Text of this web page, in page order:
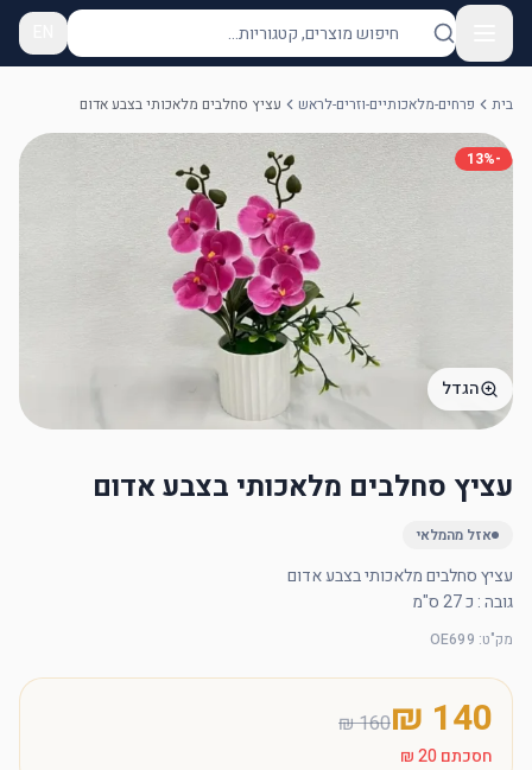
בית פרחים-מלאכותיים-וזרים-לראש עציץ סחלבים מלאכותי בצבע אדום
הגדל
-
13%
עציץ סחלבים מלאכותי בצבע אדום
אזל מהמלאי
גובה : כ 27 ס"מ
מק"ט:
OE699
חסכתם